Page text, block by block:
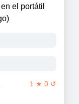
el portátil
1 ★ 0 ↺